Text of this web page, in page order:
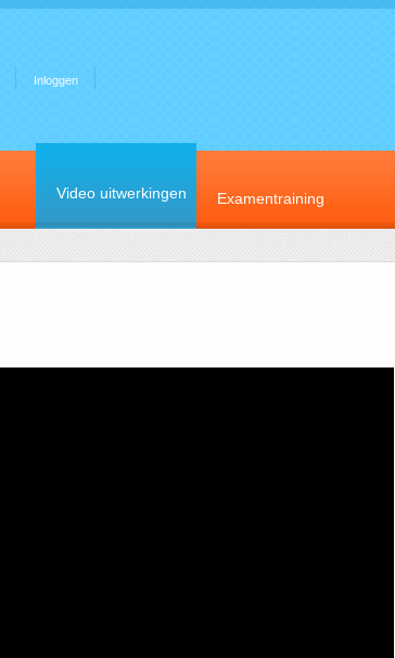
Inloggen
Video uitwerkingen Examentraining